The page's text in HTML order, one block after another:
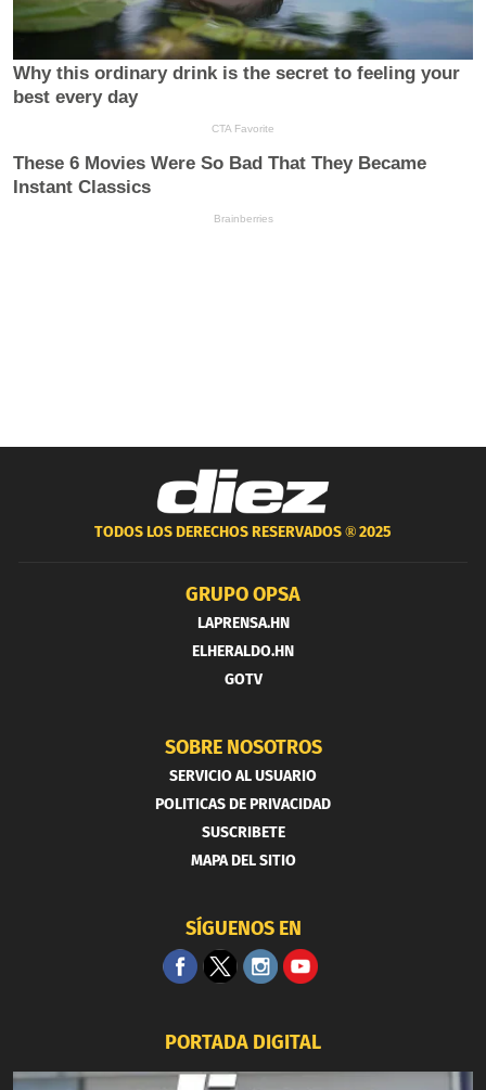
TODOS LOS DERECHOS RESERVADOS ®2025
GRUPO OPSA
LAPRENSA.HN
ELHERALDO.HN
GOTV
SOBRE NOSOTROS
SERVICIO AL USUARIO
POLITICAS DE PRIVACIDAD
SUSCRIBETE
MAPA DEL SITIO
SÍGUENOS EN
PORTADA DIGITAL